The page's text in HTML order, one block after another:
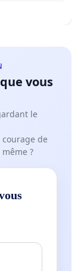
vous
le
de
?